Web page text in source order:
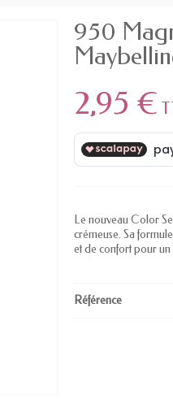
950
2,95 €
Le nouveau Color
crémeuse. Sa
et de confort pour un
Référence